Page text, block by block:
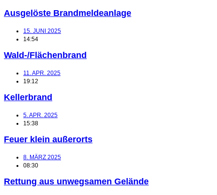
Ausgelöste Brandmeldeanlage
15. JUNI 2025
14:54
Wald-/Flächenbrand
11. APR. 2025
19:12
Kellerbrand
5. APR. 2025
15:38
Feuer klein außerorts
8. MÄRZ 2025
08:30
Rettung aus unwegsamen Gelände